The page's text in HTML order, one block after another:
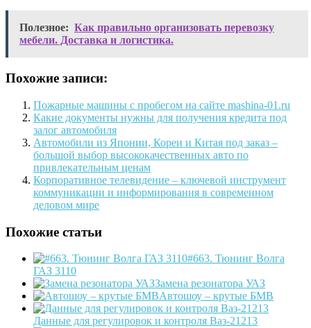
Полезное: Как правильно организовать перевозку
мебели. Доставка и логистика.
Похожие записи:
Пожарные машины с пробегом на сайте mashina-01.ru
Какие документы нужны для получения кредита под
залог автомобиля
Автомобили из Японии, Кореи и Китая под заказ –
большой выбор высококачественных авто по
привлекательным ценам
Корпоративное телевидение – ключевой инструмент
коммуникации и информирования в современном
деловом мире
Похожие статьи
#663. Тюнинг Волга
ГАЗ 3110
Замена резонатора УАЗ
Автошоу – крутые БМВ
Данные для регулировок и контроля Ваз-21213